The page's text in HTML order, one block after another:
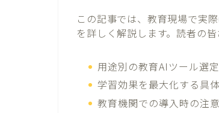
この記事では、教育現場で実
を詳しく解説します。読者の
用途別の教育AIツール選
学習効果を最大化する具
教育機関での導入時の注